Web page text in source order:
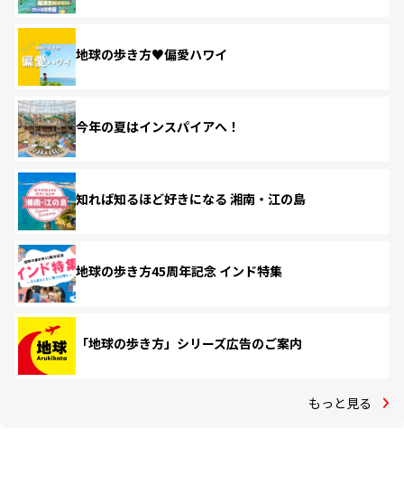
地球の歩き方♥偏愛ハワイ
今年の夏はインスパイアへ！
知れば知るほど好きになる 湘南・江の島
地球の歩き方45周年記念 インド特集
「地球の歩き方」シリーズ広告のご案内
もっと見る